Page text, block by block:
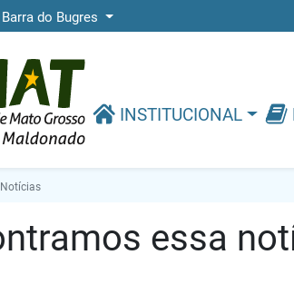
do Bugres
INSTITUCIONAL
Notícias
essa